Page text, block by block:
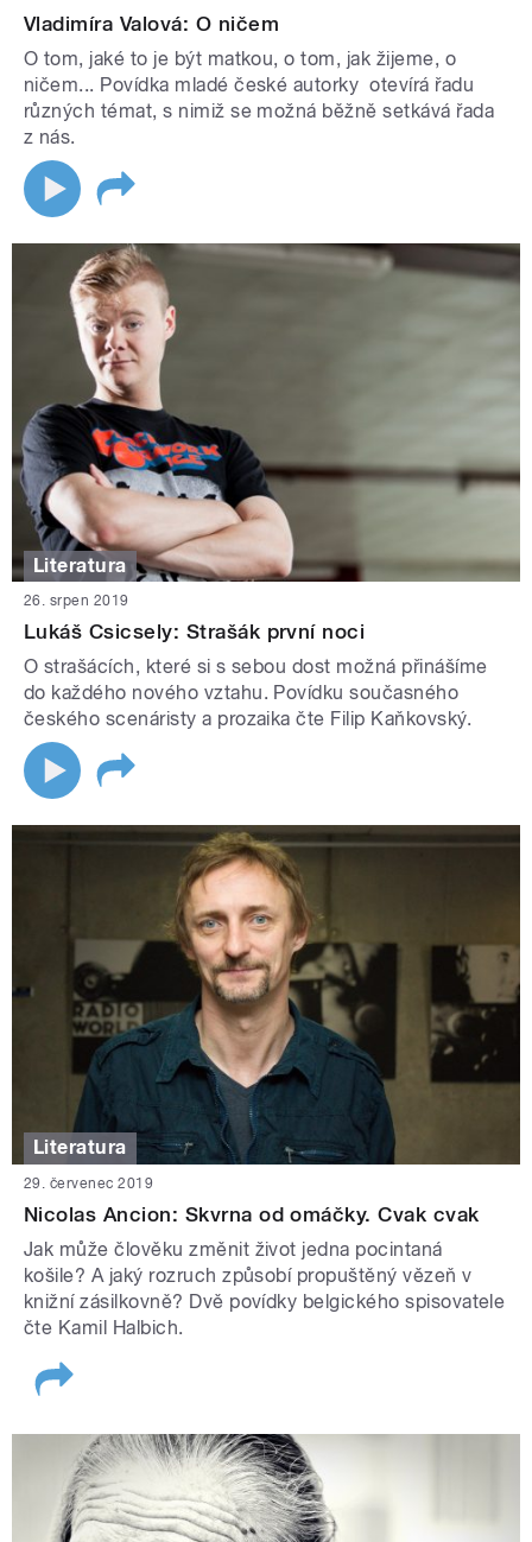
Vladimíra Valová: O ničem
O tom, jaké to je být matkou, o tom, jak žijeme, o
ničem... Povídka mladé české autorky otevírá řadu
různých témat, s nimiž se možná běžně setkává řada
z nás.
Literatura
26. srpen 2019
Lukáš Csicsely: Strašák první noci
O strašácích, které si s sebou dost možná přinášíme
do každého nového vztahu. Povídku současného
českého scenáristy a prozaika čte Filip Kaňkovský.
Literatura
29. červenec 2019
Nicolas Ancion: Skvrna od omáčky. Cvak cvak
Jak může člověku změnit život jedna pocintaná
košile? A jaký rozruch způsobí propuštěný vězeň v
knižní zásilkovně? Dvě povídky belgického spisovatele
čte Kamil Halbich.